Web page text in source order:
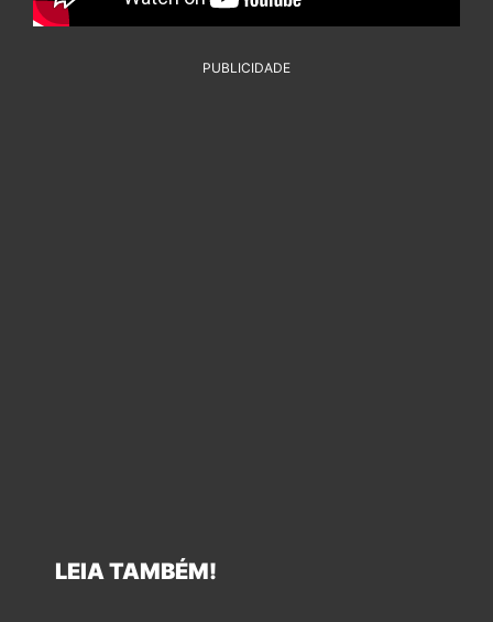
PUBLICIDADE
LEIA TAMBÉM!